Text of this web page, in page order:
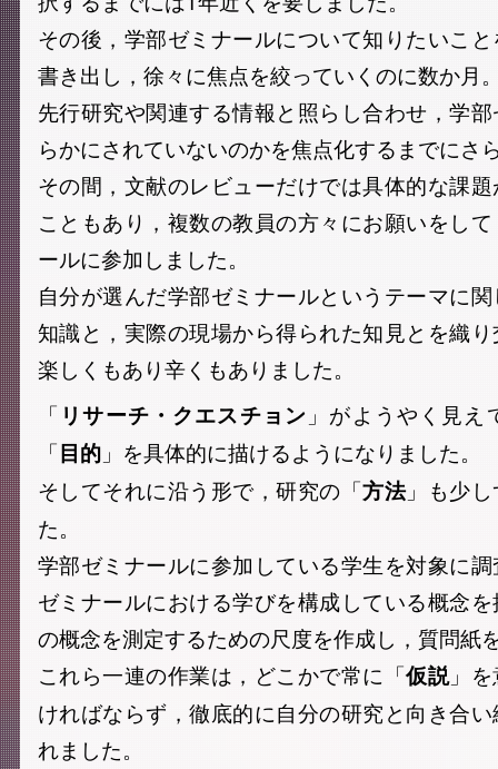
その後，学部ゼミナールについて知りたいこ
書き出し，徐々に焦点を絞っていくのに数か月
先行研究や関連する情報と照らし合わせ，学
らかにされていないのかを焦点化するまでにさ
その間，文献のレビューだけでは具体的な課
こともあり，複数の教員の方々にお願いをし
ールに参加しました。
自分が選んだ学部ゼミナールというテーマに
知識と，実際の現場から得られた知見とを織
楽しくもあり辛くもありました。
「 リサーチ・クエスチョン 」がようやく見
「目的 」を具体的に描けるようになりました。
そしてそれに沿う形で，研究の「方法」も少
た。
学部ゼミナールに参加している学生を対象に
ゼミナールにおける学びを構成している概念
の概念を測定するための尺度を作成し，質問紙
これら一連の作業は，どこかで常に「仮説」
ければならず，徹底的に自分の研究と向き合
れました。